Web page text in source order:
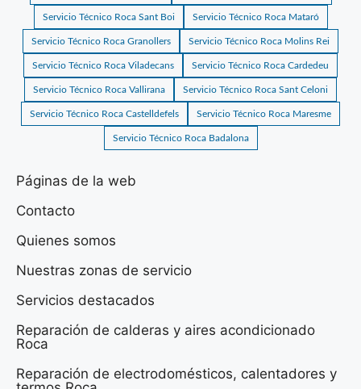
Servicio Técnico Roca Sant Boi Servicio Técnico Roca Mataró
Servicio Técnico Roca Granollers Servicio Técnico Roca Molins Rei
Servicio Técnico Roca Viladecans Servicio Técnico Roca Cardedeu
Servicio Técnico Roca Vallirana Servicio Técnico Roca Sant Celoni
Servicio Técnico Roca Castelldefels Servicio Técnico Roca Maresme
Servicio Técnico Roca Badalona
Páginas de la web
Contacto
Quienes somos
Nuestras zonas de servicio
Servicios destacados
Reparación de calderas y aires acondicionado
Roca
Reparación de electrodomésticos, calentadores y